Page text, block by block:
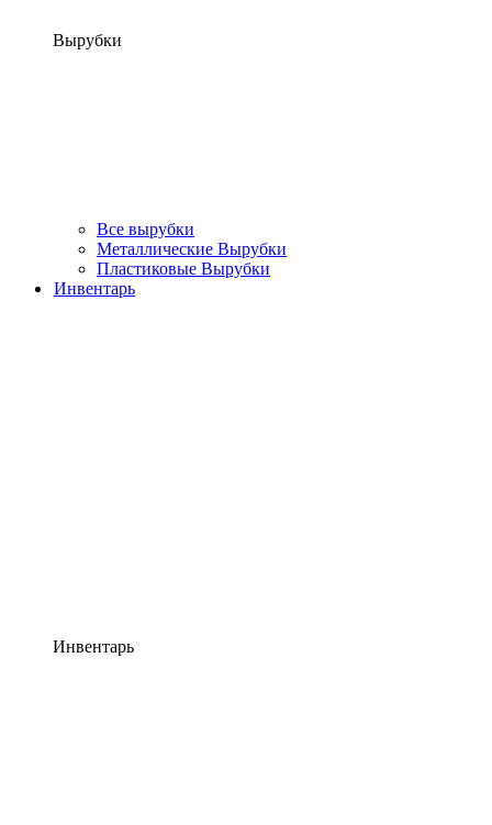
Вырубки
Все вырубки
Металлические Вырубки
Пластиковые Вырубки
Инвентарь
Инвентарь